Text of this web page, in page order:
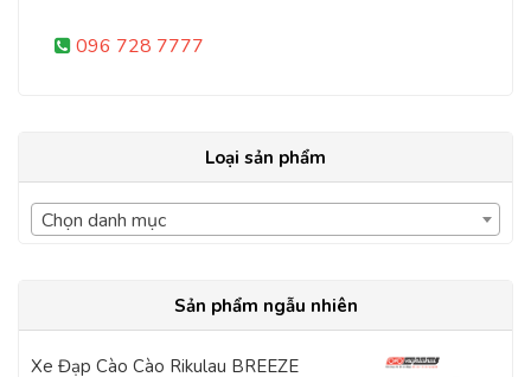
096 728 7777
Loại sản phẩm
Chọn danh mục
Sản phẩm ngẫu nhiên
Xe Đạp Cào Cào Rikulau BREEZE